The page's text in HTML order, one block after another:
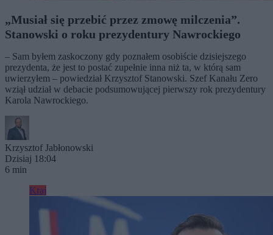
„Musiał się przebić przez zmowę milczenia”.
Stanowski o roku prezydentury Nawrockiego
– Sam byłem zaskoczony gdy poznałem osobiście dzisiejszego
prezydenta, że jest to postać zupełnie inna niż ta, w którą sam
uwierzyłem – powiedział Krzysztof Stanowski. Szef Kanału Zero
wziął udział w debacie podsumowującej pierwszy rok prezydentury
Karola Nawrockiego.
Krzysztof Jabłonowski
Dzisiaj 18:04
6 min
Kraj